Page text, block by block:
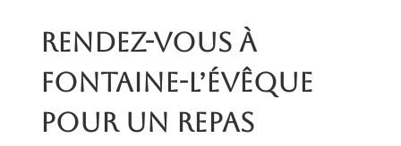
Rendez-vous à
Fontaine-l’Évêque
pour un repas